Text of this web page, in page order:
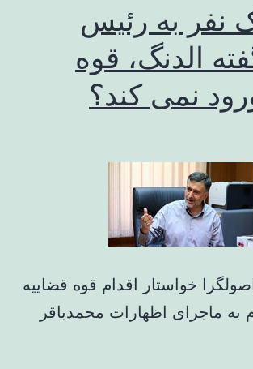
نفر به رئیس
الدنگ، قوه
نمی کند؟
خواستار اقدام قوه قضاییه
به ماجرای اظهارات محمدباقر